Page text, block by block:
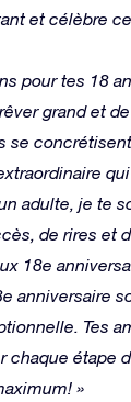
et célèbre
pour tes 18
grand et
se
adulte, je te
de rires et
18e
anniversaire
Tes
chaque étape
»